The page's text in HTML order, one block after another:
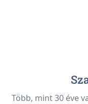
Több, mint 30 éve